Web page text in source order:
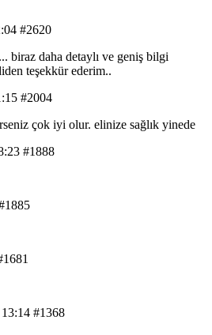
#2620
biraz daha detaylı ve geniş bilgi
teşekkür ederim..
#2004
çok iyi olur. elinize sağlık yinede
#1888
#1368